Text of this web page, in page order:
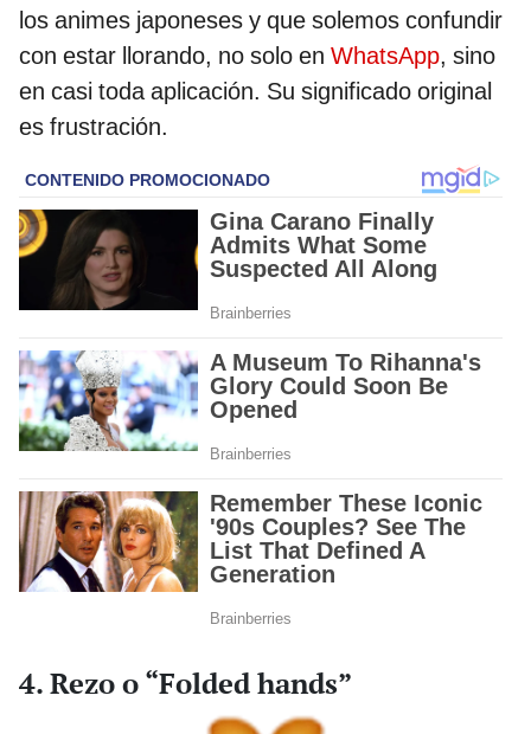
los animes japoneses y que solemos confundir
con estar llorando, no solo en WhatsApp, sino
en casi toda aplicación. Su significado original
es frustración.
4. Rezo o “Folded hands”